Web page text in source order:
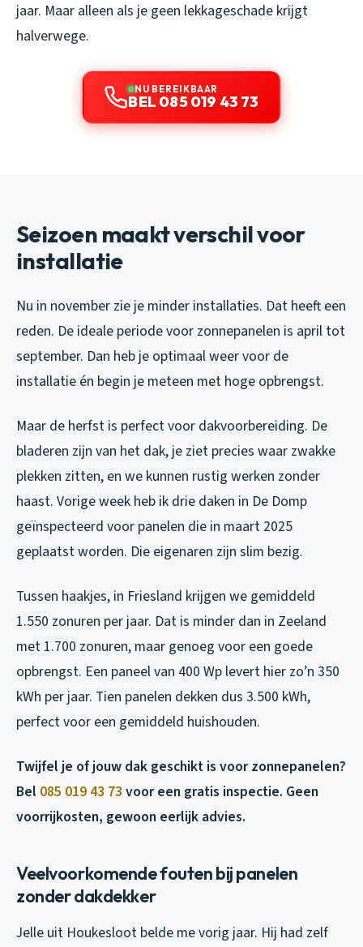
jaar. Maar alleen als je geen lekkageschade krijgt
halverwege.
NU BEREIKBAAR
BEL 085 019 43 73
Seizoen maakt verschil voor
installatie
Nu in november zie je minder installaties. Dat heeft een
reden. De ideale periode voor zonnepanelen is april tot
september. Dan heb je optimaal weer voor de
installatie én begin je meteen met hoge opbrengst.
Maar de herfst is perfect voor dakvoorbereiding. De
bladeren zijn van het dak, je ziet precies waar zwakke
plekken zitten, en we kunnen rustig werken zonder
haast. Vorige week heb ik drie daken in De Domp
geïnspecteerd voor panelen die in maart 2025
geplaatst worden. Die eigenaren zijn slim bezig.
Tussen haakjes, in Friesland krijgen we gemiddeld
1.550 zonuren per jaar. Dat is minder dan in Zeeland
met 1.700 zonuren, maar genoeg voor een goede
opbrengst. Een paneel van 400 Wp levert hier zo’n 350
kWh per jaar. Tien panelen dekken dus 3.500 kWh,
perfect voor een gemiddeld huishouden.
Twijfel je of jouw dak geschikt is voor zonnepanelen?
Bel 085 019 43 73 voor een gratis inspectie. Geen
voorrijkosten, gewoon eerlijk advies.
Veelvoorkomende fouten bij panelen
zonder dakdekker
Jelle uit Houkesloot belde me vorig jaar. Hij had zelf